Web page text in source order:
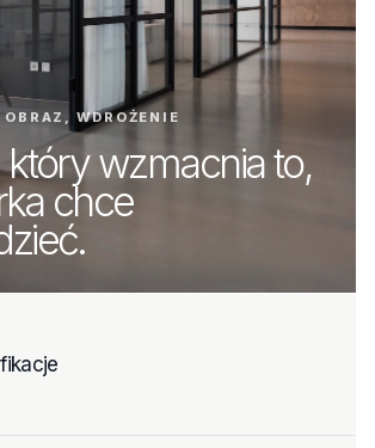
WDROŻENIE
który wzmacnia to,
chce